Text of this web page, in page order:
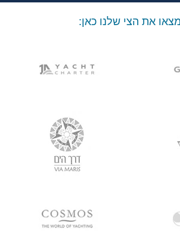
את הצי שלנו כאן: